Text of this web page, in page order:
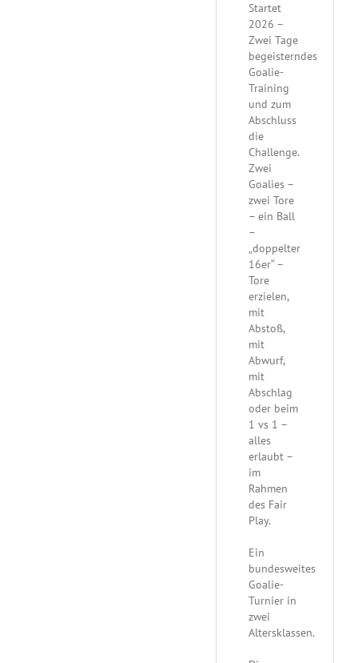
Startet
2026 –
Zwei Tage
begeisterndes
Goalie-
Training
und zum
Abschluss
die
Challenge.
Zwei
Goalies –
zwei Tore
– ein Ball
–
„doppelter
16er“ –
Tore
erzielen,
mit
Abstoß,
mit
Abwurf,
mit
Abschlag
oder beim
1 vs 1 –
alles
erlaubt –
im
Rahmen
des Fair
Play.
Ein
bundesweites
Goalie-
Turnier in
zwei
Altersklassen.